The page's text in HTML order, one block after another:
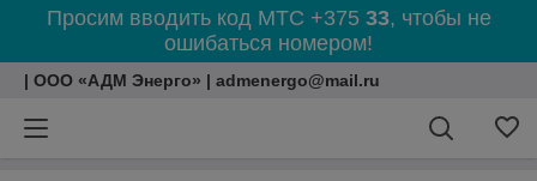
Просим вводить код МТС +375 33, чтобы не
ошибаться номером!
| ООО «АДМ Энерго» | admenergo@mail.ru